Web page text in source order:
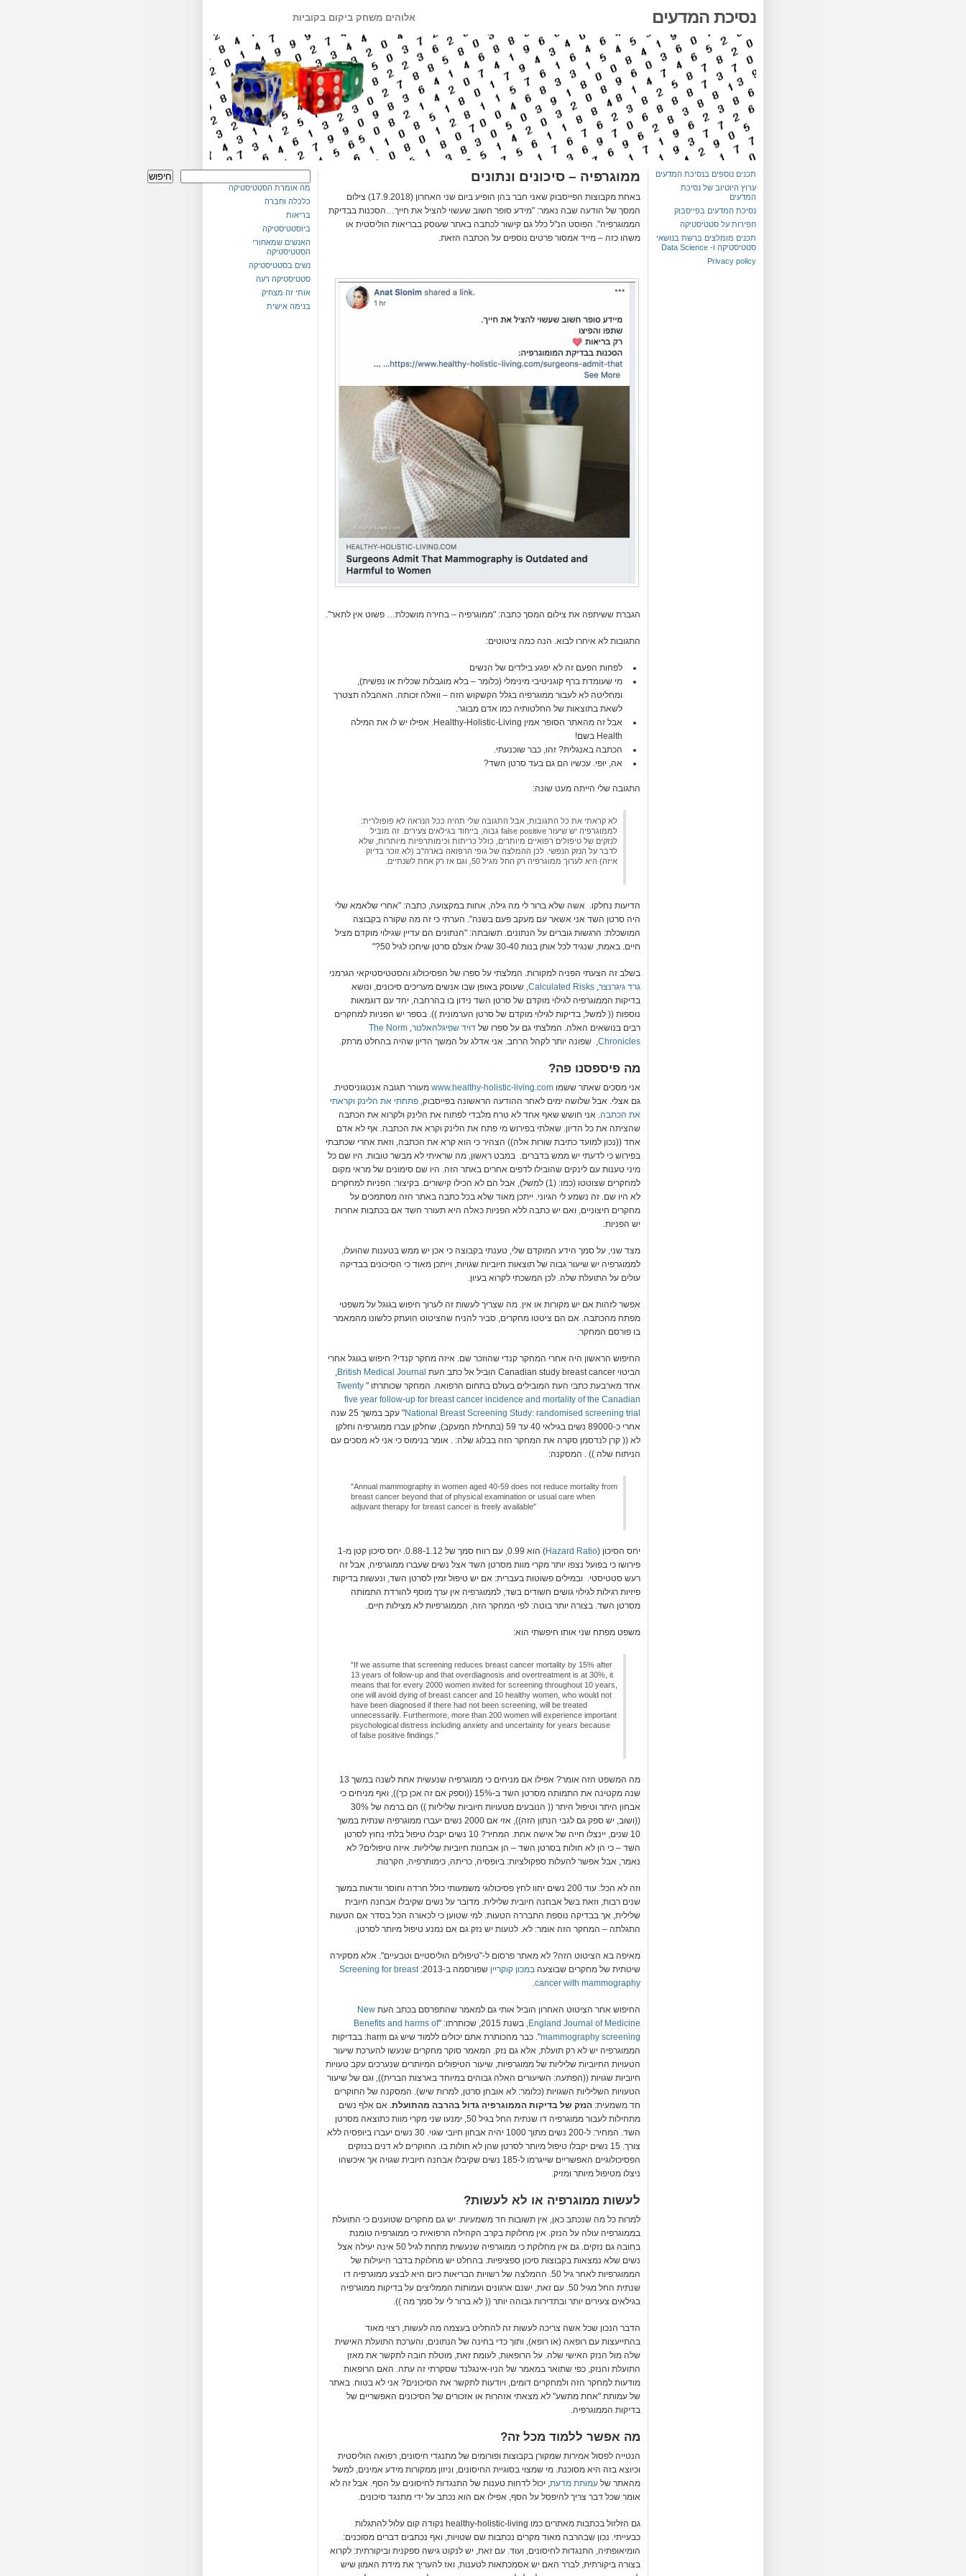
נסיכת המדעים אלוהים משחק ביקום בקוביות
חיפוש
מה אומרת הסטטיסטיקה
כלכלה וחברה
בריאות
ביוסטטיסטיקה
האנשים שמאחורי
הסטטיסטיקה
נשים בסטטיסטיקה
סטטיסטיקה רעה
אותי זה מצחיק
בנימה אישית
תכנים נוספים בנסיכת המדעים
ערוץ היוטיוב של נסיכת
המדעים
נסיכת המדעים בפייסבוק
חפירות על סטטיסטיקה
תכנים מומלצים ברשת בנושאי
סטטיסטיקה ו- Data Science
Privacy policy
ממוגרפיה – סיכונים ונתונים
באחת מקבוצות הפייסבוק שאני חבר בהן הופיע ביום שני האחרון (17.9.2018) צילום
המסך של הודעה שבה נאמר: "מידע סופר חשוב שעשוי להציל את חייך…הסכנות בבדיקת
הממוגרפיה". הפוסט הנ"ל כלל גם קישור לכתבה באתר שעוסק בבריאות הוליסטית או
משהו כזה – מייד אמסור פרטים נוספים על הכתבה הזאת.
הגברת ששיתפה את צילום המסך כתבה: "ממוגרפיה – בחירה מושכלת… פשוט אין לתאר".
התגובות לא איחרו לבוא. הנה כמה ציטוטים:
לפחות הפעם זה לא יפגע בילדים של הנשים
מי שעומדת ברף קוגניטיבי מינימלי (כלומר – בלא מוגבלות שכלית או נפשית),
ומחליטה לא לעבור ממוגרפיה בגלל הקשקוש הזה – וואלה זכותה. האהבלה תצטרך
לשאת בתוצאות של החלטותיה כמו אדם מבוגר.
אבל זה מהאתר הסופר אמין Healthy-Holistic-Living. אפילו יש לו את המילה
Health בשם!
הכתבה באנגלית? זהו, כבר שוכנעתי.
אה, יופי. עכשיו הם גם בעד סרטן השד?
התגובה שלי הייתה מעט שונה:
לא קראתי את כל התגובות, אבל התגובה שלי תהיה ככל הנראה לא פופולרית:
לממוגרפיה יש שיעור false positive גבוה, בייחוד בגילאים צעירים. זה מוביל
לנזקים של טיפולים רפואיים מיותרים, כולל כריתות וכימותרפיות מיותרות, שלא
לדבר על הנזק הנפשי. לכן ההמלצה של גופי הרפואה בארה"ב (לא זוכר בדיוק
איזה) היא לערוך ממוגרפיה רק החל מגיל 50, וגם אז רק אחת לשנתיים.
הדיעות נחלקו. אשה שלא ברור לי מה גילה, אחות במקצועה, כתבה: "אחרי שלאמא שלי
היה סרטן השד אני אשאר עם מעקב פעם בשנה". הערתי כי זה מה שקורה בקבוצה
המושכלת: הרגשות גוברים על הנתונים. תשובתה: "הנתונים הם עדיין שגילוי מוקדם מציל
חיים. באמת, שנגיד לכל אותן בנות 30-40 שגילו אצלם סרטן שיחכו לגיל 50?"
בשלב זה הצעתי הפניה למקורות. המלצתי על ספרו של הפסיכולוג והסטטיסטיקאי הגרמני
גרד גיגרנצר,
Calculated Risks, שעוסק באופן שבו אנשים מעריכים סיכונים, ונושא
בדיקות הממוגרפיה לגילוי מוקדם של סרטן השד נידון בו בהרחבה, יחד עם דוגמאות
נוספות (( למשל, בדיקות לגילוי מוקדם של סרטן הערמונית )). בספר יש הפניות למחקרים
רבים בנושאים האלה. המלצתי גם על ספרו של דויד שפיגלהאלטר,
The Norm
Chronicles, שפונה יותר לקהל הרחב. אני אדלג על המשך הדיון שהיה בהחלט מרתק.
מה פיספסנו פה?
אני מסכים שאתר ששמו www.healthy-holistic-living.com מעורר תגובה אנטגוניסטית.
גם אצלי. אבל שלושה ימים לאחר ההודעה הראשונה בפייסבוק, פתחתי את הלינק וקראתי
את הכתבה. אני חושש שאף אחד לא טרח מלבדי לפתוח את הלינק ולקרוא את הכתבה
שהציתה את כל הדיון. שאלתי בפירוש מי פתח את הלינק וקרא את הכתבה. אף לא אדם
אחד ((נכון למועד כתיבת שורות אלה)) הצהיר כי הוא קרא את הכתבה, וזאת אחרי שכתבתי
בפירוש כי לדעתי יש ממש בדברים. במבט ראשון, מה שראיתי לא מבשר טובות. היו שם כל
מיני טענות עם לינקים שהובילו לדפים אחרים באתר הזה. היו שם סימונים של מראי מקום
למחקרים שצוטטו (כמו: (1) למשל), אבל הם לא הכילו קישורים. בקיצור: הפניות למחקרים
לא היו שם. זה נשמע לי הגיוני. ייתכן מאוד שלא בכל כתבה באתר הזה מסתמכים על
מחקרים חיצוניים, ואם יש כתבה ללא הפניות כאלה היא תעורר חשד אם בכתבות אחרות
יש הפניות.
מצד שני, על סמך הידע המוקדם שלי, טענתי בקבוצה כי אכן יש ממש בטענות שהועלו,
לממוגרפיה יש שיעור גבוה של תוצאות חיוביות שגויות, וייתכן מאוד כי הסיכונים בבדיקה
עולים על התועלת שלה. לכן המשכתי לקרוא בעיון.
אפשר לזהות אם יש מקורות או אין. מה שצריך לעשות זה לערוך חיפוש בגוגל על משפטי
מפתח מהכתבה. אם הם ציטטו מחקרים, סביר להניח שהציטוט הועתק כלשונו מהמאמר
בו פורסם המחקר.
החיפוש הראשון היה אחרי המחקר קנדי שהוזכר שם. איזה מחקר קנדי? חיפוש בגוגל אחרי
הביטוי Canadian study breast cancer הוביל אל כתב העת
British Medical Journal
,
אחד מארבעת כתבי העת המובילים בעולם בתחום הרפואה. המחקר שכותרתו " Twenty
five year follow-up for breast cancer incidence and mortality of the Canadian
National Breast Screening Study: randomised screening trial
" עקב במשך 25 שנה
אחרי כ-89000 נשים בגילאי 40 עד 59 (בתחילת המעקב), שחלקן עברו ממוגרפיה וחלקן
לא (( קרן לנדסמן סקרה את המחקר הזה בבלוג שלה: . אומר בנימוס כי אני לא מסכים עם
הניתוח שלה )) . המסקנה:
"Annual mammography in women aged 40-59 does not reduce mortality from
breast cancer beyond that of physical examination or usual care when
adjuvant therapy for breast cancer is freely available"
יחס הסיכון (Hazard Ratio
) הוא 0.99, עם רווח סמך של 0.88-1.12. יחס סיכון קטן מ-1
פירושו כי בפועל נצפו יותר מקרי מוות מסרטן השד אצל נשים שעברו ממוגרפיה, אבל זה
רעש סטטיסטי. ובמילים פשוטות בעברית: אם יש טיפול זמין לסרטן השד, ונעשות בדיקות
פיזיות רגילות לגילוי גושים חשודים בשד, לממוגרפיה אין ערך מוסף להורדת התמותה
מסרטן השד. בצורה יותר בוטה: לפי המחקר הזה, הממוגרפיות לא מצילות חיים.
משפט מפתח שני אותו חיפשתי הוא:
"If we assume that screening reduces breast cancer mortality by 15% after
13 years of follow-up and that overdiagnosis and overtreatment is at 30%, it
means that for every 2000 women invited for screening throughout 10 years,
one will avoid dying of breast cancer and 10 healthy women, who would not
have been diagnosed if there had not been screening, will be treated
unnecessarily. Furthermore, more than 200 women will experience important
psychological distress including anxiety and uncertainty for years because
of false positive findings."
מה המשפט הזה אומר? אפילו אם מניחים כי ממוגרפיה שנעשית אחת לשנה במשך 13
שנה מקטינה את התמותה מסרטן השד ב-15% ((וספק אם זה אכן כך)), ואף מניחים כי
אבחון היתר וטיפול היתר (( הנובעים מטעויות חיוביות שליליות )) הם ברמה של 30%
((ושוב, יש ספק גם לגבי הנתון הזה)), אזי אם 2000 נשים יעברו ממוגרפיה שנתית במשך
10 שנים, יינצלו חייה של אישה אחת. המחיר? 10 נשים יקבלו טיפול בלתי נחוץ לסרטן
השד – כי הן לא חולות בסרטן השד – הן אבחנות חיוביות שליליות. איזה טיפולים? לא
נאמר, אבל אפשר להעלות ספקולציות: ביופסיה, כריתה, כימותרפיה, הקרנות.
וזה לא הכל: עוד 200 נשים יחוו לחץ פסיכולוגי משמעותי כולל חרדה וחוסר וודאות במשך
שנים רבות, וזאת בשל אבחנה חיובית שלילית. מדובר על נשים שקיבלו אבחנה חיובית
שלילית, אך בבדיקה נוספת התבררה הטעות. למי שטוען כי לכאורה הכל בסדר אם הטעות
התגלתה – המחקר הזה אומר: לא. לטעות יש נזק גם אם נמנע טיפול מיותר לסרטן.
מאיפה בא הציטוט הזה? לא מאתר פרסום ל-"טיפולים הוליסטיים וטבעיים". אלא מסקירה
שיטתית של מחקרים שבוצעה במכון קוקריין שפורסמה ב-2013:
Screening for breast
cancer with mammography
.
החיפוש אחר הציטוט האחרון הוביל אותי גם למאמר שהתפרסם בכתב העת New
England Journal of Medicine, בשנת 2015, שכותרתו: "
Benefits and harms of
mammography screening
". כבר מהכותרת אתם יכולים ללמוד שיש גם harm: בבדיקות
הממוגרפיה יש לא רק תועלת, אלא גם נזק. המאמר סוקר מחקרים שנעשו להערכת שיעור
הטעויות החיוביות שליליות של ממוגרפיות, שיעור הטיפולים המיותרים שנערכים עקב טעויות
חיוביות שגויות ((הפתעה: השיעורים האלה גבוהים במיוחד בארצות הברית)), וגם של שיעור
הטעויות השליליות השגויות (כלומר: לא אובחן סרטן, למרות שיש). המסקנה של החוקרים
חד משמעית: הנזק של בדיקות הממוגרפיה גדול בהרבה מהתועלת. אם אלף נשים
מתחילות לעבור ממוגרפיה דו שנתית החל בגיל 50, ימנעו שני מקרי מוות כתוצאה מסרטן
השד. המחיר: ל-200 נשים מתוך 1000 יהיה אבחון חיובי שגוי. 30 נשים יעברו ביופסיה ללא
צורך. 15 נשים יקבלו טיפול מיותר לסרטן שהן לא חולות בו. החוקרים לא דנים בנזקים
הפסיכולוגיים האפשריים שייגרמו ל-185 נשים שקיבלו אבחנה חיובית שגויה אך איכשהו
ניצלו מטיפול מיותר ומזיק.
לעשות ממוגרפיה או לא לעשות?
למרות כל מה שנכתב כאן, אין תשובות חד משמעיות. יש גם מחקרים שטוענים כי התועלת
בממוגרפיה עולה על הנזק. אין מחלוקת בקרב הקהילה הרפואית כי ממוגרפיה טומנת
בחובה גם נזקים. גם אין מחלוקת כי ממוגרפיה שנעשית מתחת לגיל 50 אינה יעילה אצל
נשים שלא נמצאות בקבוצות סיכון ספציפיות. בהחלט יש מחלוקת בדבר היעילות של
הממוגרפיות לאחר גיל 50. ההמלצה של רשויות הבריאות כיום היא לבצע ממוגרפיה דו
שנתית החל מגיל 50. עם זאת, ישנם ארגונים ועמותות הממליצים על בדיקות ממוגרפיה
בגילאים צעירים יותר ובתדירות גבוהה יותר (( לא ברור לי על סמך מה )).
הדבר הנכון שכל אשה צריכה לעשות זה להחליט בעצמה מה לעשות, רצוי מאוד
בהתייעצות עם רופאה (או רופא), ותוך כדי בחינה של הנתונים, והערכת התועלת האישית
שלה מול הנזק האישי שלה. על הרופאות, לעומת זאת, מוטלת חובה לתקשר את מאזן
התועלת והנזק, כפי שתואר במאמר של הניו-אינגלנד שסקרתי זה עתה. האם הרופאות
מודעות למחקר הזה ולמחקרים דומים, ויודעות לתקשר את הסיכונים? אני לא בטוח. באתר
של עמותת "אחת מתשע" לא מצאתי אזהרות או אזכורים של הסיכונים האפשריים של
בדיקות הממוגרפיה.
מה אפשר ללמוד מכל זה?
הנטייה לפסול אמירות שמקורן בקבוצות ופורומים של מתנגדי חיסונים, רפואה הוליסטית
וכיוצא בזה היא מסוכנת. מי שמצוי בסוגיית החיסונים, וניזון ממקורות מידע אמינים, למשל
מהאתר של עמותת מדעת, יכול לדחות טענות של התנגדות לחיסונים על הסף. אבל זה לא
אומר שכל דבר צריך להיפסל על הסף, אפילו אם הוא נכתב על ידי מתנגד סיכונים.
גם הזלזול בכתבות מאתרים כמו healthy-holistic-living נקודה קום עלול להתגלות
כבעייתי. נכון שבהרבה מאוד מקרים נכתבות שם שטויות, ואף נכתבים דברים מסוכנים:
הומיאופתיה, התנגדות לחיסונים, ועוד. עם זאת, יש לנקוט גישה ספקנית וביקורתית: לקרוא
בצורה ביקורתית, לברר האם יש אסמכתאות לטענות, ואז להעריך את מידת האמון שיש